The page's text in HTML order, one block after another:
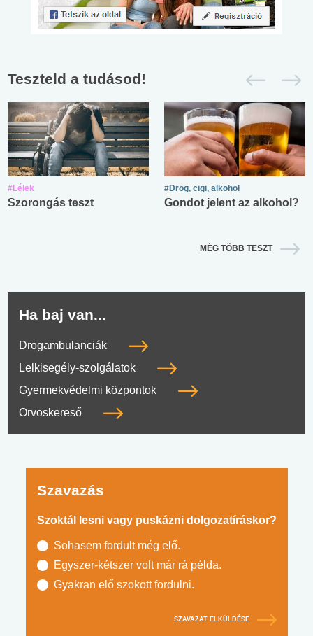
Teszteld a tudásod!
#Lélek
Szorongás teszt
#Drog, cigi, alkohol
Gondot jelent az alkohol?
MÉG TÖBB TESZT
Ha baj van...
Drogambulanciák
Lelkisegély-szolgálatok
Gyermekvédelmi központok
Orvoskereső
Szavazás
Szoktál lesni vagy puskázni dolgozatíráskor?
Sohasem fordult még elő.
Egyszer-kétszer volt már rá példa.
Gyakran elő szokott fordulni.
SZAVAZAT ELKÜLDÉSE